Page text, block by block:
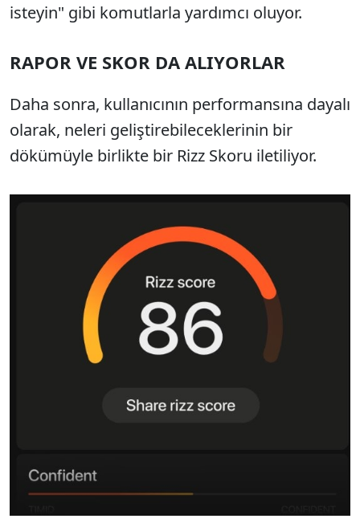
isteyin" gibi komutlarla yardımcı oluyor.
RAPOR VE SKOR DA ALIYORLAR
Daha sonra, kullanıcının performansına dayalı
olarak, neleri geliştirebileceklerinin bir
dökümüyle birlikte bir Rizz Skoru iletiliyor.